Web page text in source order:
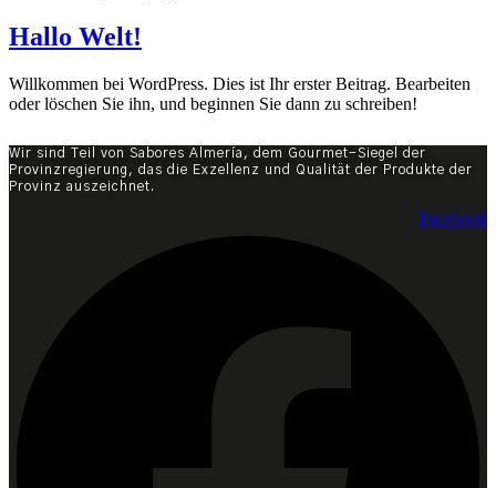
Hallo Welt!
Willkommen bei WordPress. Dies ist Ihr erster Beitrag. Bearbeiten
oder löschen Sie ihn, und beginnen Sie dann zu schreiben!
Wir sind Teil von Sabores Almería, dem Gourmet-Siegel der
Provinzregierung, das die Exzellenz und Qualität der Produkte der
Provinz auszeichnet.
Facebook